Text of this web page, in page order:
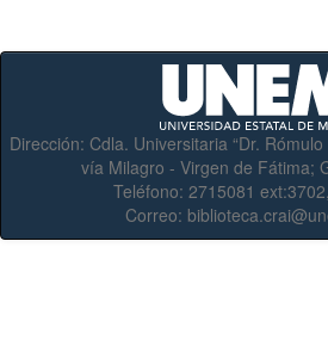
Dirección: Cdla. Universitaria “Dr.
vía Milagro - Virgen de Fátima;
Teléfono: 2715081
Correo: